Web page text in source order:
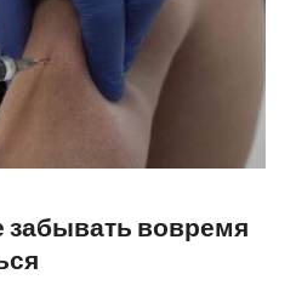
забывать вовремя